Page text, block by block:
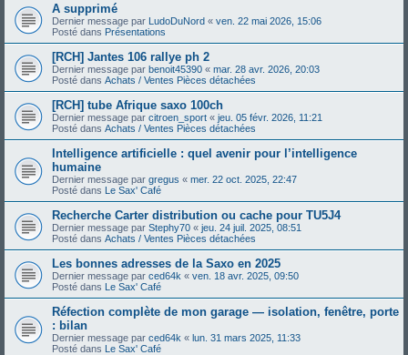
A supprimé
Dernier message par LudoDuNord « ven. 22 mai 2026, 15:06
Posté dans Présentations
[RCH] Jantes 106 rallye ph 2
Dernier message par benoit45390 « mar. 28 avr. 2026, 20:03
Posté dans Achats / Ventes Pièces détachées
[RCH] tube Afrique saxo 100ch
Dernier message par citroen_sport « jeu. 05 févr. 2026, 11:21
Posté dans Achats / Ventes Pièces détachées
Intelligence artificielle : quel avenir pour l’intelligence
humaine
Dernier message par gregus « mer. 22 oct. 2025, 22:47
Posté dans Le Sax' Café
Recherche Carter distribution ou cache pour TU5J4
Dernier message par Stephy70 « jeu. 24 juil. 2025, 08:51
Posté dans Achats / Ventes Pièces détachées
Les bonnes adresses de la Saxo en 2025
Dernier message par ced64k « ven. 18 avr. 2025, 09:50
Posté dans Le Sax' Café
Réfection complète de mon garage — isolation, fenêtre, porte
: bilan
Dernier message par ced64k « lun. 31 mars 2025, 11:33
Posté dans Le Sax' Café